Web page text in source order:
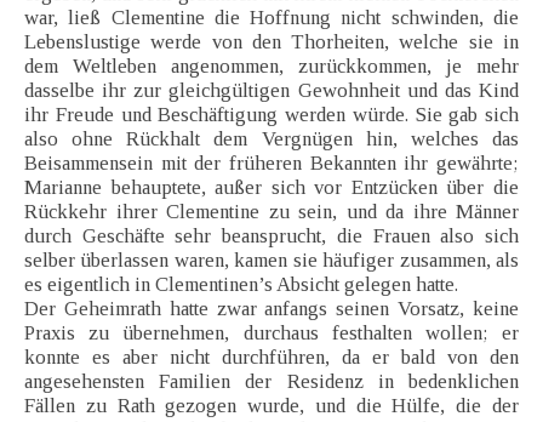
war, ließ Clementine die Hoffnung nicht schwinden, die
Lebenslustige werde von den Thorheiten, welche sie in
dem Weltleben angenommen, zurückkommen, je mehr
dasselbe ihr zur gleichgültigen Gewohnheit und das Kind
ihr Freude und Beschäftigung werden würde. Sie gab sich
also ohne Rückhalt dem Vergnügen hin, welches das
Beisammensein mit der früheren Bekannten ihr gewährte;
Marianne behauptete, außer sich vor Entzücken über die
Rückkehr ihrer Clementine zu sein, und da ihre Männer
durch Geschäfte sehr beansprucht, die Frauen also sich
selber überlassen waren, kamen sie häufiger zusammen, als
es eigentlich in Clementinen’s Absicht gelegen hatte.
Der Geheimrath hatte zwar anfangs seinen Vorsatz, keine
Praxis zu übernehmen, durchaus festhalten wollen; er
konnte es aber nicht durchführen, da er bald von den
angesehensten Familien der Residenz in bedenklichen
Fällen zu Rath gezogen wurde, und die Hülfe, die der